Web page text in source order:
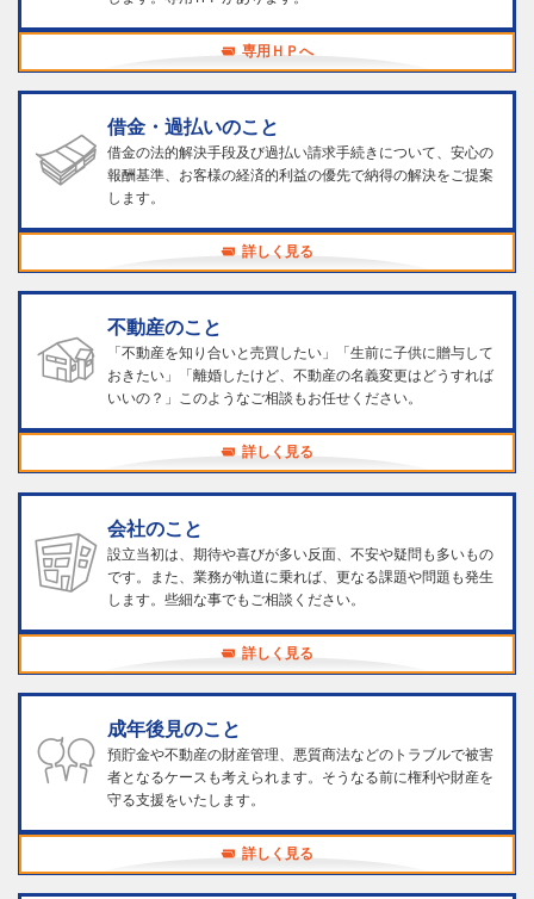
専用ＨＰへ
借金・過払いのこと
借金の法的解決手段及び過払い請求手続きについて、安心の
報酬基準、お客様の経済的利益の優先で納得の解決をご提案
します。
詳しく見る
不動産のこと
「不動産を知り合いと売買したい」「生前に子供に贈与して
おきたい」「離婚したけど、不動産の名義変更はどうすれば
いいの？」このようなご相談もお任せください。
詳しく見る
会社のこと
設立当初は、期待や喜びが多い反面、不安や疑問も多いもの
です。また、業務が軌道に乗れば、更なる課題や問題も発生
します。些細な事でもご相談ください。
詳しく見る
成年後見のこと
預貯金や不動産の財産管理、悪質商法などのトラブルで被害
者となるケースも考えられます。そうなる前に権利や財産を
守る支援をいたします。
詳しく見る